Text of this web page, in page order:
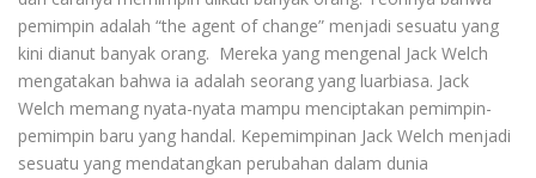
pemimpin adalah “the agent of change” menjadi sesuatu yang
kini dianut banyak orang. Mereka yang mengenal Jack Welch
mengatakan bahwa ia adalah seorang yang luarbiasa. Jack
Welch memang nyata-nyata mampu menciptakan pemimpin-
pemimpin baru yang handal. Kepemimpinan Jack Welch menjadi
sesuatu yang mendatangkan perubahan dalam dunia